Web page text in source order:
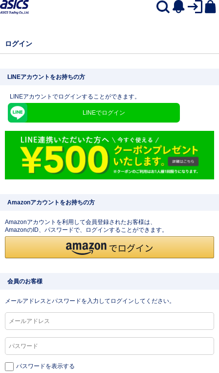
ログイン
LINEアカウントをお持ちの方
LINEアカウントでログインすることができます。
LINEでログイン
Amazonアカウントをお持ちの方
Amazonアカウントを利用して会員登録されたお客様は、
AmazonのID、パスワードで、ログインすることができます。
会員のお客様
メールアドレスとパスワードを入力してログインしてください。
パスワードを表示する